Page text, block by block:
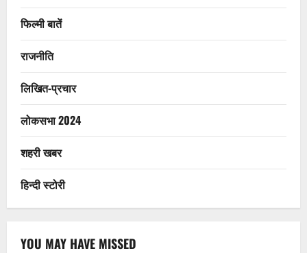
फिल्मी बातें
राजनीति
लिखित-प्रचार
लोकसभा 2024
शहरी खबर
हिन्दी स्टोरी
YOU MAY HAVE MISSED